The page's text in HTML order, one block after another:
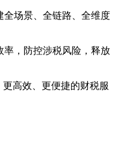
场景、全链路、全维度
，防控涉税风险，释放
高效、更便捷的财税服